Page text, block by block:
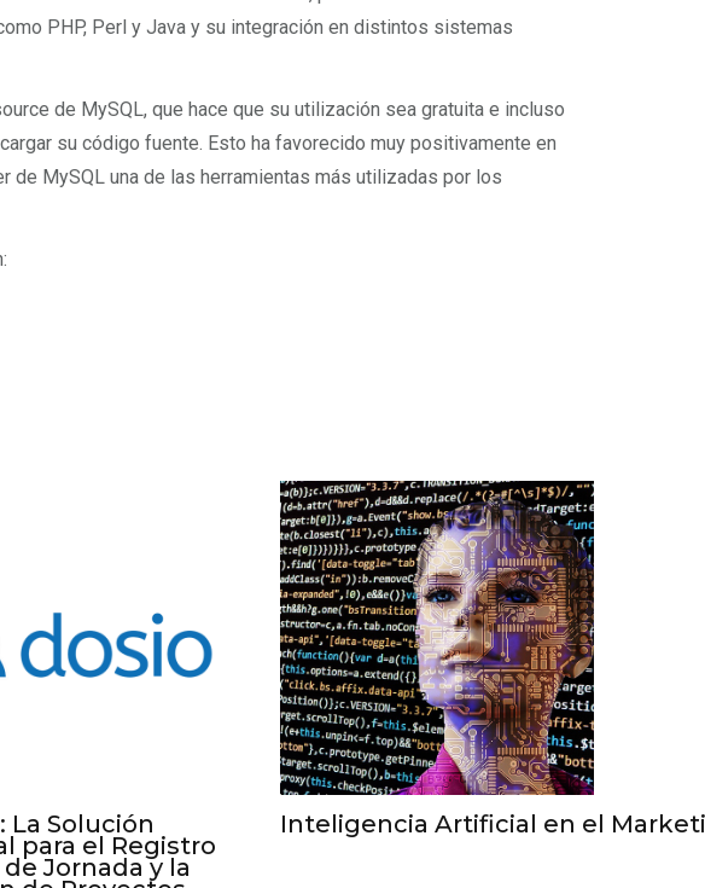
PHP, Perl y Java y su integración en distintos sistemas
de MySQL, que hace que su utilización sea gratuita e incluso
su código fuente. Esto ha favorecido muy positivamente en
de MySQL una de las herramientas más utilizadas por los
La Solución
para el Registro
Jornada y la
Inteligencia Artificial en el